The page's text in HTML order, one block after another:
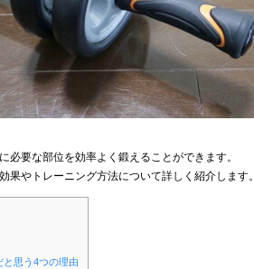
必要な部位を効率よく鍛えることができます。
果やトレーニング方法について詳しく紹介します。
思う4つの理由